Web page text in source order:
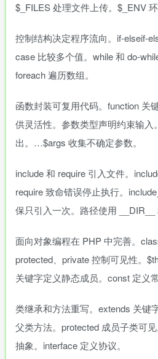
$_FILES 处理文件上传。$_ENV 环
控制结构决定程序流向。if-elseif-
case 比较多个值。while 和 do-
foreach 遍历数组。
函数封装可复用代码。function 关
供灵活性。参数类型声明约束输入
出。…$args 收集不确定参数。
include 和 require 引入文件。
require 致命错误停止执行。
保只引入一次。路径使用 __DIR__
面向对象编程在 PHP 中完善。
protected、private 控制可见性。
关键字定义静态成员。const 定义常
类继承和方法重写。extends 关键
父类方法。protected 成员子类可
抽象。interface 定义协议。